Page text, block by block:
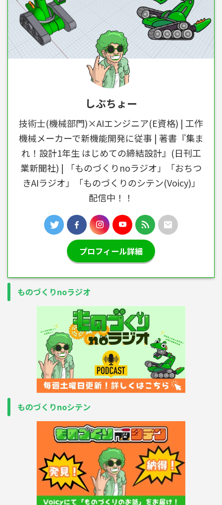
しぶちょー
技術士(機械部門)×AIエンジニア(E資格) | 工作
機械メーカーで新機能開発に従事 | 著書『集ま
れ！設計1年生 はじめての締結設計』(日刊工
業新聞社) | 「ものづくりnoラジオ」「おちつ
きAIラジオ」「ものづくりのシテン(Voicy)」
配信中！！
プロフィール詳細
ものづくりnoラジオ
ものづくりnoシテン